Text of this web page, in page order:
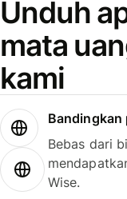
Unduh
mata
kami
Bandingkan
Bebas dari
Wise.